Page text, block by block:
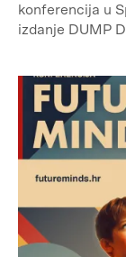
konferencija u
izdanje DUMP